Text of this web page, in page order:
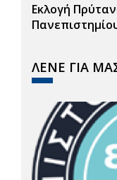
Εκλογή
ΛΕΝΕ ΓΙΑ